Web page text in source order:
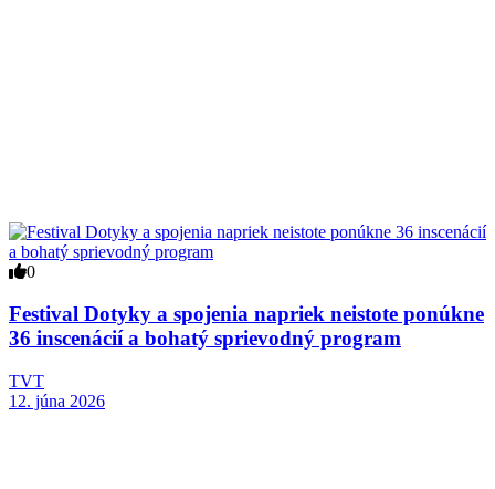
0
Festival Dotyky a spojenia napriek neistote ponúkne
36 inscenácií a bohatý sprievodný program
TVT
12. júna 2026